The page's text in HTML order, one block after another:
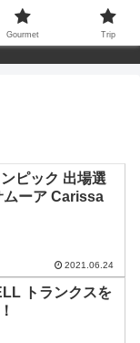
ピック 出場選
ムーア Carissa
2021.06.24
トランクスを
Gourmet Trip